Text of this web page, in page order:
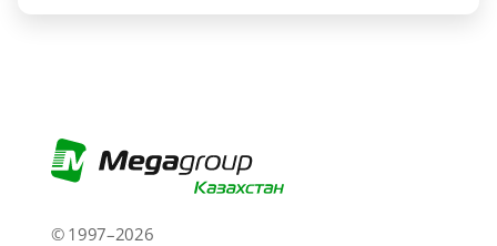
© 1997–2026